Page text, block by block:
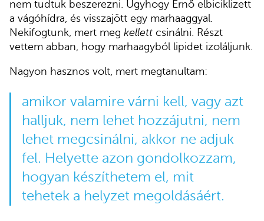
nem tudtuk beszerezni. Úgyhogy Ernő elbiciklizett
a vágóhídra, és visszajött egy marhaaggyal.
Nekifogtunk, mert meg kellett csinálni. Részt
vettem abban, hogy marhaagyból lipidet izoláljunk.
Nagyon hasznos volt, mert megtanultam:
amikor valamire várni kell, vagy azt
halljuk, nem lehet hozzájutni, nem
lehet megcsinálni, akkor ne adjuk
fel. Helyette azon gondolkozzam,
hogyan készíthetem el, mit
tehetek a helyzet megoldásáért.